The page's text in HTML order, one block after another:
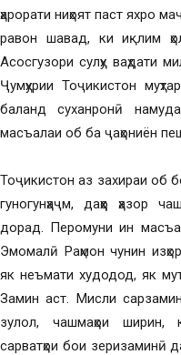
ҳарорати ниҳоят паст яхро
равон шавад, ки иқлим
Асосгузори сулҳу ваҳдати
Ҷумҳурии Тоҷикистон
баланд суханронӣ
масъалаи об ба ҷаҳониён
Тоҷикистон аз захираи об
гуногунҳаҷм, даҳҳо
дорад. Перомуни ин
Эмомалӣ Раҳмон чунин
як неъмати худодод, як
Замин аст. Мисли
зулол, чашмаҳои ширин,
сарватҳои бои зеризаминӣ